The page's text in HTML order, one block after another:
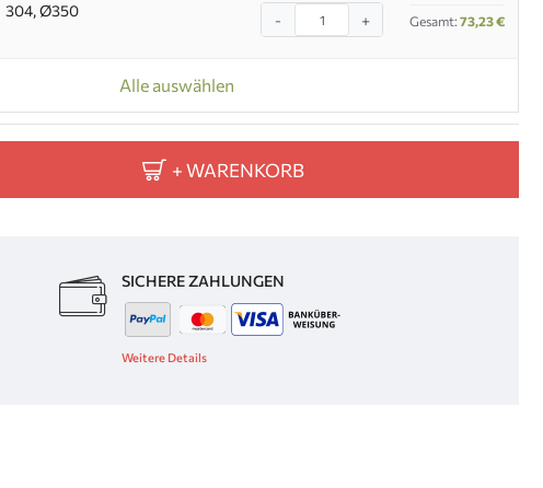
304, Ø350
- + Gesamt: 73,23 €
Alle auswählen
+ WARENKORB
SICHERE ZAHLUNGEN
Weitere Details